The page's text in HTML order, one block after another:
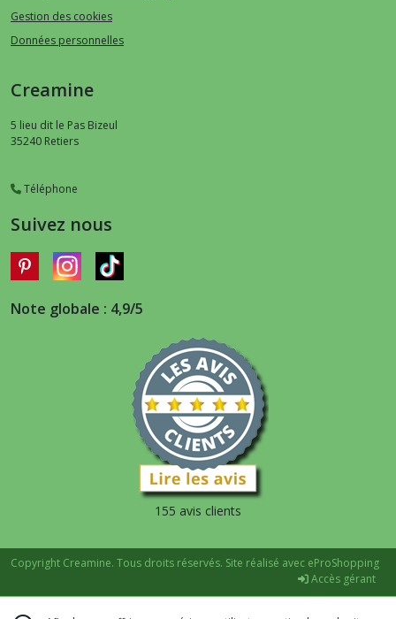
Gestion des cookies
Données personnelles
Creamine
5 lieu dit le Pas Bizeul
35240 Retiers
Téléphone
Suivez nous
Note globale : 4,9/5
155 avis clients
Copyright Creamine. Tous droits réservés. Site réalisé avec eProShopping
Accès gérant